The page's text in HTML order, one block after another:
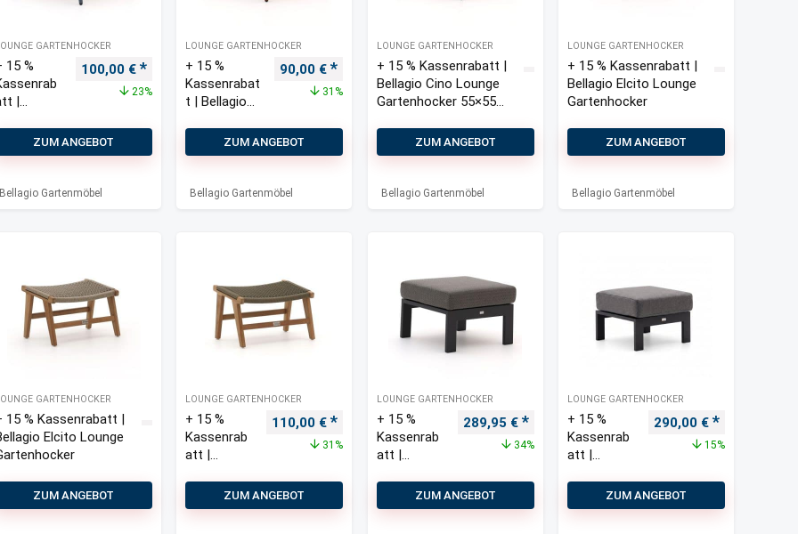
GARTENHOCKER
15 %
|
55×55
Ursprünglicher Preis war: 130,00 €
100,00 € Aktueller Preis ist: 100,00 €.
23%
ZUM ANGEBOT
Bellagio Gartenmöbel
LOUNGE GARTENHOCKER
+ 15 %
Kassenrabat
t | Bellagio
Gartenhocke
r 55×55 cm
Ursprünglicher Preis war: 130,00 €
90,00 € Aktueller Preis ist: 90,00 €.
31%
ZUM ANGEBOT
Bellagio Gartenmöbel
LOUNGE GARTENHOCKER
+ 15 % Kassenrabatt |
Bellagio Cino Lounge
Gartenhocker 55×55
ZUM ANGEBOT
Bellagio Gartenmöbel
LOUNGE GARTENHOCKER
+ 15 % Kassenrabatt |
Bellagio Elcito Lounge
Gartenhocker
ZUM ANGEBOT
Bellagio Gartenmöbel
GARTENHOCKER
15 % Kassenrabatt |
Elcito Lounge
ZUM ANGEBOT
LOUNGE GARTENHOCKER
+ 15 %
Kassenrab
att |
Lounge
Ursprünglicher Preis war: 160,00 €
110,00 € Aktueller Preis ist: 110,00 €.
31%
ZUM ANGEBOT
LOUNGE GARTENHOCKER
+ 15 %
Kassenrab
att |
Musone
Gartenhoc
Ursprünglicher Preis war: 439,00 €
289,95 € Aktueller Preis ist: 289,95 €.
34%
ZUM ANGEBOT
LOUNGE GARTENHOCKER
+ 15 %
Kassenrab
att |
Musone
Lounge
Ursprünglicher Preis
290,00 € Aktueller
15%
ZUM ANGEBOT